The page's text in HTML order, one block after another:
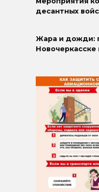
десантных
Жара и дожди: